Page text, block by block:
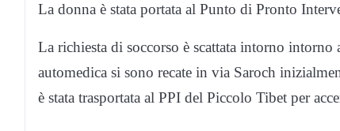
La donna è stata portata al Punto di Pronto
La richiesta di soccorso è scattata intorno
automedica si sono recate in via Saroch
è stata trasportata al PPI del Piccolo Tibet per